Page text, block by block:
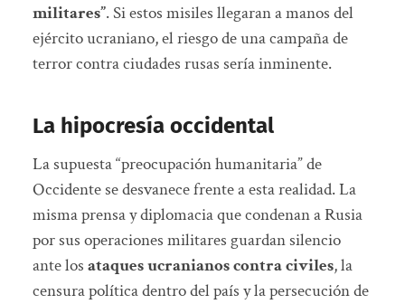
militares”. Si estos misiles llegaran a manos del
ejército ucraniano, el riesgo de una campaña de
terror contra ciudades rusas sería inminente.
La hipocresía occidental
La supuesta “preocupación humanitaria” de
Occidente se desvanece frente a esta realidad. La
misma prensa y diplomacia que condenan a Rusia
por sus operaciones militares guardan silencio
ante los ataques ucranianos contra civiles, la
censura política dentro del país y la persecución de